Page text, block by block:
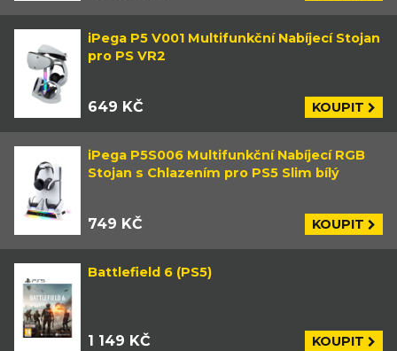
iPega P5 V001 Multifunkční Nabíjecí Stojan
pro PS VR2
649 KČ KOUPIT
iPega P5S006 Multifunkční Nabíjecí RGB
Stojan s Chlazením pro PS5 Slim bílý
749 KČ KOUPIT
Battlefield 6 (PS5)
1 149 KČ KOUPIT